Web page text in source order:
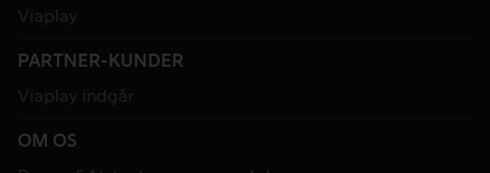
Viaplay
PARTNER-KUNDER
Viaplay indgår
OM OS